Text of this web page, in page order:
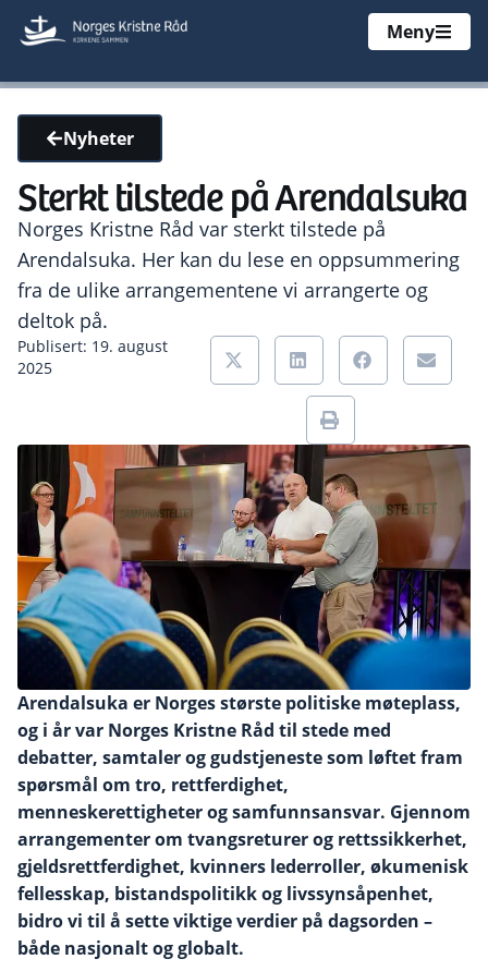
Meny
Nyheter
Sterkt tilstede på Arendalsuka
Norges Kristne Råd var sterkt tilstede på
Arendalsuka. Her kan du lese en oppsummering
fra de ulike arrangementene vi arrangerte og
deltok på.
Publisert: 19. august
2025
Arendalsuka er Norges største politiske møteplass,
og i år var Norges Kristne Råd til stede med
debatter, samtaler og gudstjeneste som løftet fram
spørsmål om tro, rettferdighet,
menneskerettigheter og samfunnsansvar. Gjennom
arrangementer om tvangsreturer og rettssikkerhet,
gjeldsrettferdighet, kvinners lederroller, økumenisk
fellesskap, bistandspolitikk og livssynsåpenhet,
bidro vi til å sette viktige verdier på dagsorden –
både nasjonalt og globalt.